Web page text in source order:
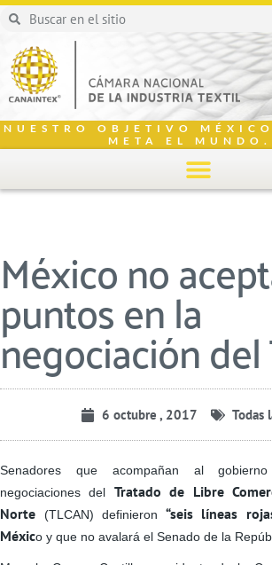
NUESTRO OBJETIVO
META EL MUNDO.
México no
puntos en la
negociación del
6 octubre , 2017 Todas
Senadores que acompañan al
negociaciones del Tratado de Libre
Norte (TLCAN) definieron “seis líneas
México y que no avalará el Senado de la